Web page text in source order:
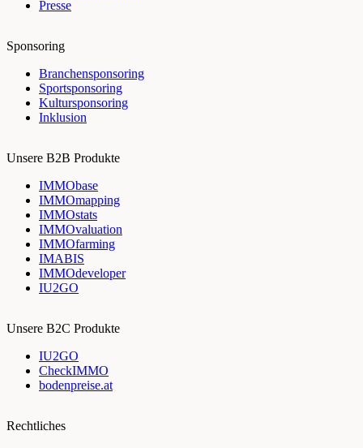
Presse
Sponsoring
Branchensponsoring
Sportsponsoring
Kultursponsoring
Inklusion
Unsere B2B Produkte
IMMObase
IMMOmapping
IMMOstats
IMMOvaluation
IMMOfarming
IMABIS
IMMOdeveloper
IU2GO
Unsere B2C Produkte
IU2GO
CheckIMMO
bodenpreise.at
Rechtliches